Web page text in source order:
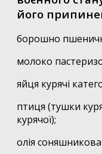
його
борошно
молоко
яйця курячі
птиця (тушки
курячої);
олія